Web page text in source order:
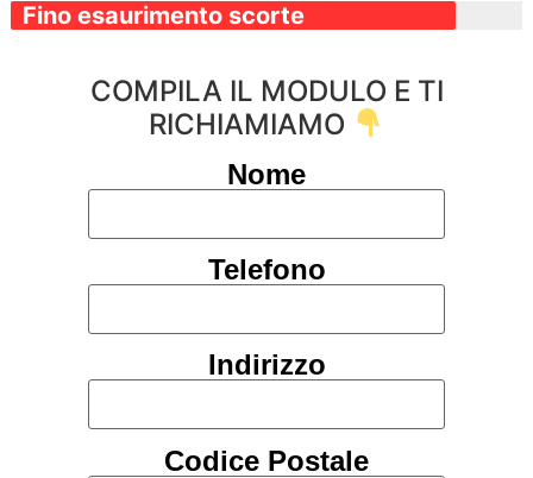
Fino esaurimento scorte
COMPILA IL MODULO E TI
RICHIAMIAMO
Nome
Telefono
Indirizzo
Codice Postale